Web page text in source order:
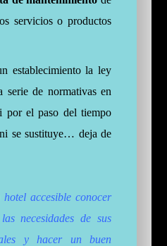
servicios o productos
establecimiento la ley
serie de normativas en
por el paso del tiempo
se sustituye… deja de
accesible conocer
necesidades de sus
y hacer un buen